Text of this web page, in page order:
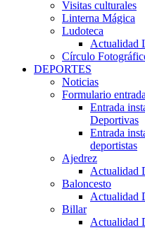
Visitas culturales
Linterna Mágica
Ludoteca
Actualidad
Círculo
DEPORTES
Noticias
Formulario
Entrada
Deportivas
Entrada
deportistas
Ajedrez
Actualidad
Baloncesto
Actualidad
Billar
Actualidad